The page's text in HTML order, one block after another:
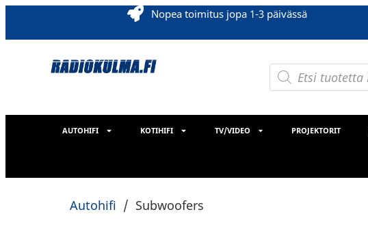
Nopea toimitus jopa 1-3 päivässä
AUTOHIFI KOTIHIFI TV/VIDEO PROJEKTORIT
Autohifi / Subwoofers